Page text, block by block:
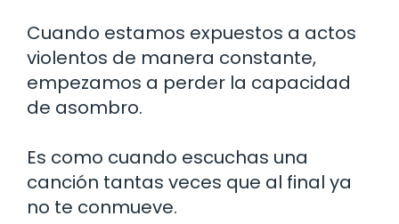
Cuando estamos expuestos a actos
violentos de manera constante,
empezamos a perder la capacidad
de asombro.
Es como cuando escuchas una
canción tantas veces que al final ya
no te conmueve.